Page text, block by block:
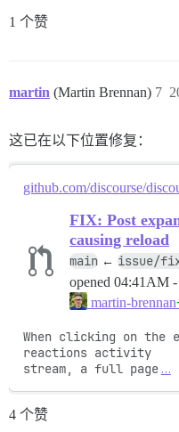
1 个赞
martin (Martin Brennan) 7
这已在以下位置修复：
github.com/discourse/
FIX: Post
causing reload
main ← issue/
opened 04:41AM
martin-brennan
When clicking on the
reactions activity
stream, a full page …
4 个赞